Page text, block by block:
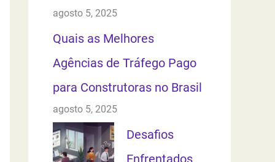
agosto 5, 2025
Quais as Melhores
Agências de Tráfego Pago
para Construtoras no Brasil
agosto 5, 2025
Desafios
Enfrentados